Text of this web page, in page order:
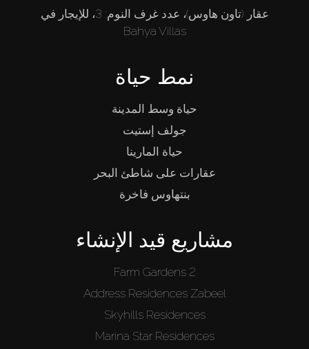
عقار (تاون هاوس)، عدد غرف النوم: 3، للإيجار في
Bahya Villas
نمط حياة
حياة وسط المدينة
جولف إستيت
حياة المارينا
عقارات على شاطئ البحر
بنتهاوس فاخرة
مشاريع قيد الإنشاء
Farm Gardens 2
Address Residences Zabeel
Skyhills Residences
Marina Star Residences